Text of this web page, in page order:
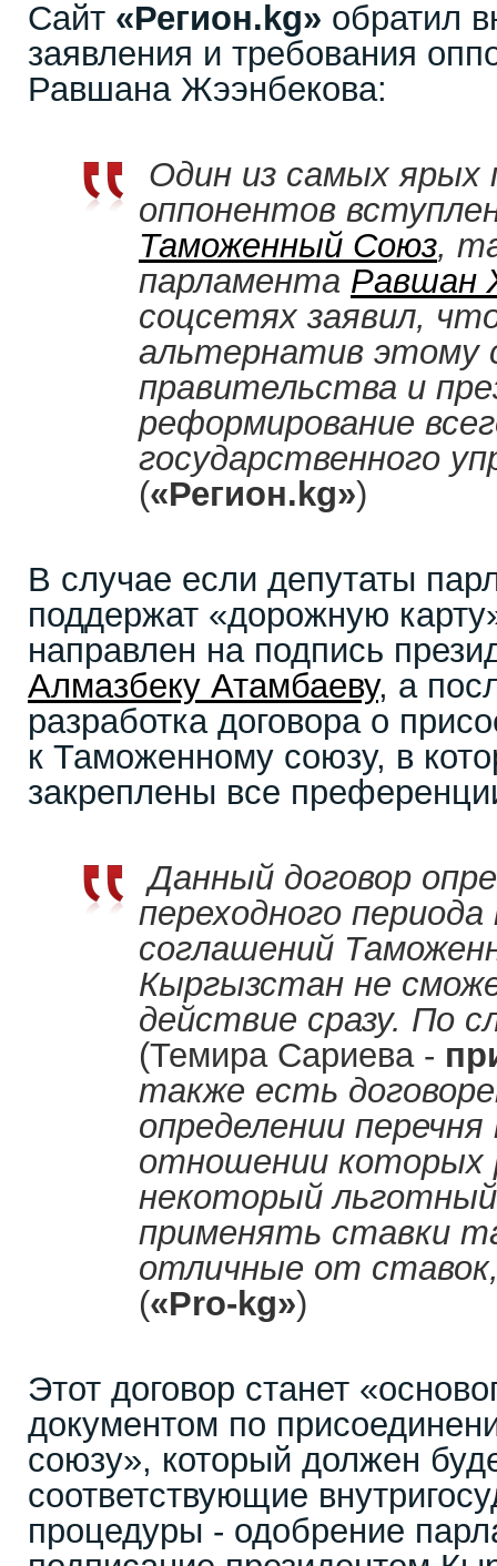
Сайт «Регион. kg» обратил
заявления и требования
Равшана Жээнбекова:
Один из самых ярых
оппонентов
Таможенный Союз,
парламента Равшан
соцсетях заявил,
альтернатив этому
правительства и
реформирование
государственного
(«Регион. kg»)
В случае если депутаты
поддержат «дорожную
направлен на подпись
Алмазбеку Атамбаеву, а
разработка договора о
к Таможенному союзу, в
закреплены все
Данный договор
переходного
соглашений
Кыргызстан не
действие сразу. По
(Темира Сариева -
также есть
определении
отношении которых
некоторый
применять ставки
отличные от
(«Pro- kg»)
Этот договор станет
документом по
союзу», который должен
соответствующие
процедуры - одобрение